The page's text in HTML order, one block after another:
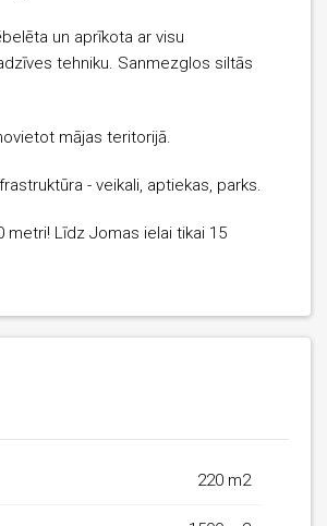
un aprīkota ar visu
tehniku. Sanmezglos siltās
mājas teritorijā.
- veikali, aptiekas, parks.
metri! Līdz Jomas ielai tikai 15
220 m2